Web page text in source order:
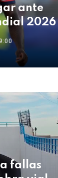
ante
2026
fallas